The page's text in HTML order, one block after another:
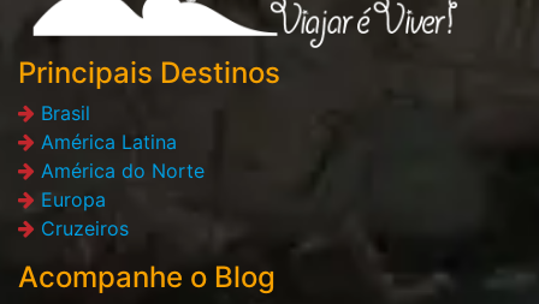
Principais Destinos
Brasil
América Latina
América do Norte
Europa
Cruzeiros
Acompanhe o Blog